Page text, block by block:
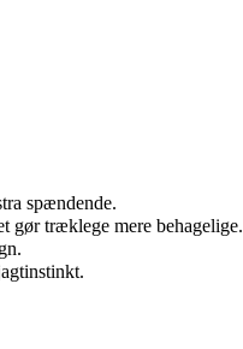
spændende.
gør træklege mere behagelige.